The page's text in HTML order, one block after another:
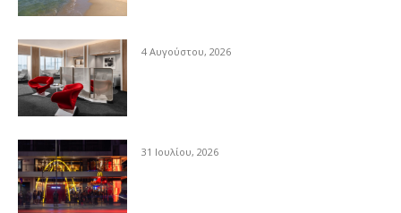
4 Αυγούστου, 2026
31 Ιουλίου, 2026